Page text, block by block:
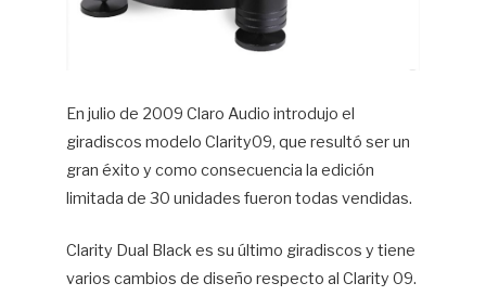
En julio de 2009 Claro Audio introdujo el
giradiscos modelo Clarity09, que resultó ser un
gran éxito y como consecuencia la edición
limitada de 30 unidades fueron todas vendidas.
Clarity Dual Black es su último giradiscos y tiene
varios cambios de diseño respecto al Clarity 09.